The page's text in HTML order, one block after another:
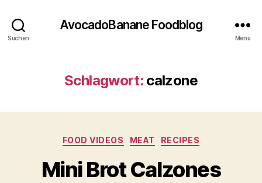
Suchen
AvocadoBanane Foodblog
Menü
Schlagwort: calzone
Kategorien
FOOD VIDEOS MEAT RECIPES
Mini Brot Calzones